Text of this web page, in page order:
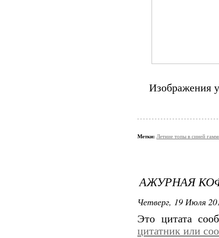
Изображения
Метки: Летние топы в синей
АЖУРНАЯ
Четверг, 19 Июля
Это цитата
цитатник или